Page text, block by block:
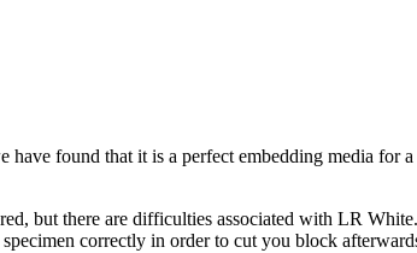
found that it is a perfect embedding media for
but there are difficulties associated with LR
correctly in order to cut you block